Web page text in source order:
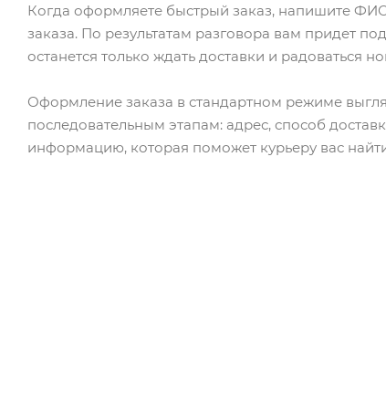
Когда оформляете быстрый заказ, напишите
заказа. По результатам разговора вам придет
останется только ждать доставки и радоваться
Оформление заказа в стандартном режиме
последовательным этапам: адрес, способ
информацию, которая поможет курьеру вас